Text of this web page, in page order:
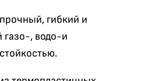
гибкий и
газо-, водо-и